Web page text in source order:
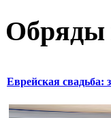
Обряды
Еврейская свадьба: